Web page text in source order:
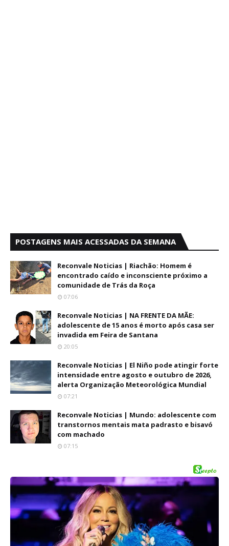
POSTAGENS MAIS ACESSADAS DA SEMANA
Reconvale Noticias | Riachão: Homem é
encontrado caído e inconsciente próximo a
comunidade de Trás da Roça
07:06
Reconvale Noticias | NA FRENTE DA MÃE:
adolescente de 15 anos é morto após casa ser
invadida em Feira de Santana
20:05
Reconvale Noticias | El Niño pode atingir forte
intensidade entre agosto e outubro de 2026,
alerta Organização Meteorológica Mundial
07:21
Reconvale Noticias | Mundo: adolescente com
transtornos mentais mata padrasto e bisavó
com machado
07:15